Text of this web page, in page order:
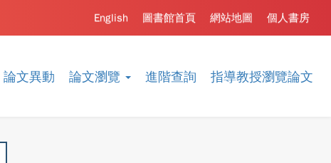
論文異動 論文瀏覽 進階查詢 指導教授瀏覽論文
個人書房
網站地圖
圖書館首頁
English